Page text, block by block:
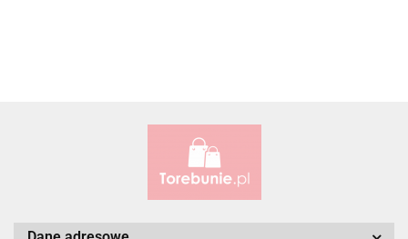
Alessandro Paoli